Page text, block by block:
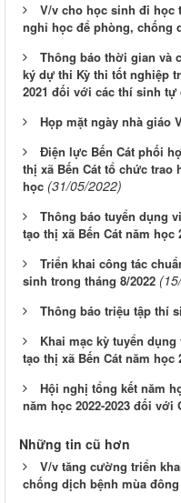
V/v cho học sinh đi học
nghỉ học để phòng, chống
Thông báo thời gian và
ký dự thi Kỳ thi tốt nghiệp
2021 đối với các thí sinh tự
Họp mặt ngày nhà giáo
Điện lực Bến Cát phối
thị xã Bến Cát tổ chức trao
học (31/05/2022)
Thông báo tuyển dụng
tạo thị xã Bến Cát năm học
Triển khai công tác
sinh trong tháng 8/2022
Thông báo triệu tập thí
Khai mạc kỳ tuyển
tạo thị xã Bến Cát năm học
Hội nghị tổng kết năm
năm học 2022-2023 đối với
Những tin cũ hơn
V/v tăng cường triển
chống dịch bệnh mùa